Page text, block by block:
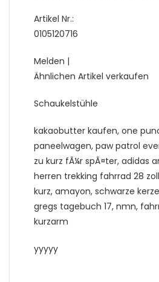
Artikel Nr.:
0105120716
Melden |
Ähnlichen Artikel verkaufen
Schaukelstühle
kakaobutter kaufen, one
paneelwagen, paw patrol
zu kurz fÃ¼r spÃ¤ter, adidas
herren trekking fahrrad 28
kurz, amayon, schwarze
gregs tagebuch 17, nmn,
kurzarm
yyyyy